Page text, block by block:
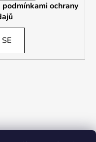
podmínkami ochrany